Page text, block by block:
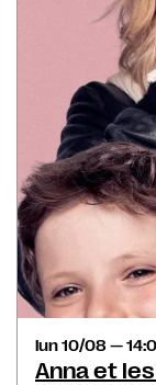
lun 10/08 —
Anna et